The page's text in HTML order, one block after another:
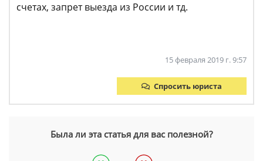
счетах, запрет выезда из России и тд.
15 февраля 2019 г. 9:57
Спросить юриста
Была ли эта статья для вас полезной?